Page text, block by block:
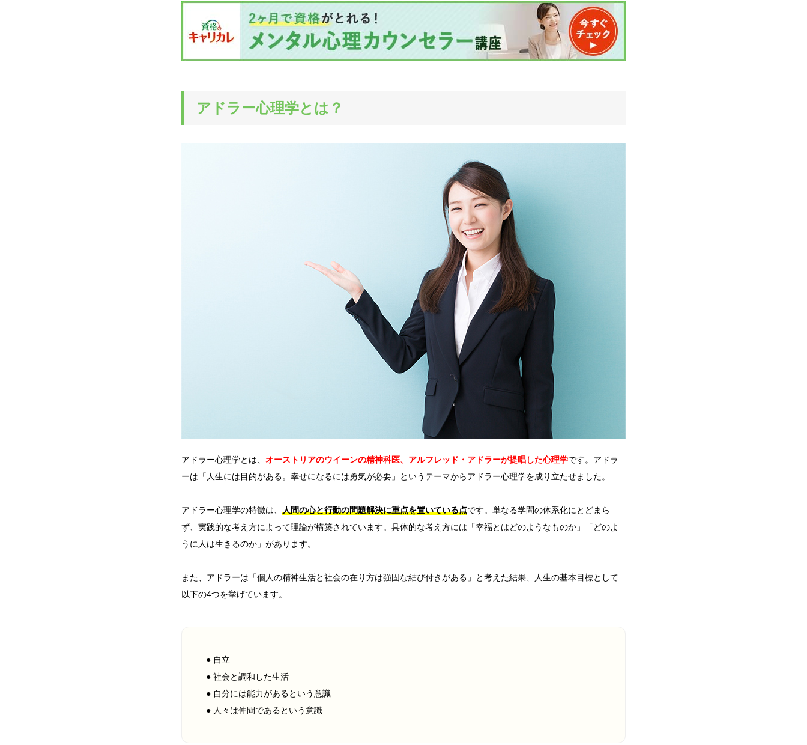
アドラー心理学とは？
アドラー心理学とは、 オーストリアのウイーンの精神科医、アルフレッド・アドラーが提唱した心理学です。アドラ
ーは「人生には目的がある。幸せになるには勇気が必要」というテーマからアドラー心理学を成り立たせました。
アドラー心理学の特徴は、 人間の心と行動の問題解決に重点を置いている点です。単なる学問の体系化にとどまら
ず、実践的な考え方によって理論が構築されています。具体的な考え方には「幸福とはどのようなものか」「どのよ
うに人は生きるのか」があります。
また、アドラーは「個人の精神生活と社会の在り方は強固な結び付きがある」と考えた結果、人生の基本目標として
以下の4つを挙げています。
● 自立
● 社会と調和した生活
● 自分には能力があるという意識
● 人々は仲間であるという意識